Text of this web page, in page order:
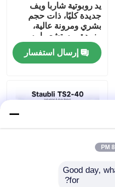
يد روبوتية شاربا ويف
جديدة كليًا، ذات حجم
بشري ومرونة عالية،
مزودة بمستشعر لمسي
عالي الدقة للتكامل مع
الروبوتاتإرسال استفسار
Good day,
for?